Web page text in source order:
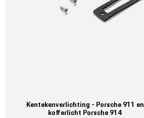
Kentekenverlichting - Porsche 911 en
kofferlicht Porsche 914